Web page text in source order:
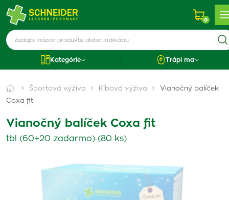
0
Kategórie Trápi ma
Športová výživa Kĺbová výživa
Vianočný balíček
Coxa fit
Vianočný balíček Coxa fit
tbl (60+20 zadarmo) (80 ks)